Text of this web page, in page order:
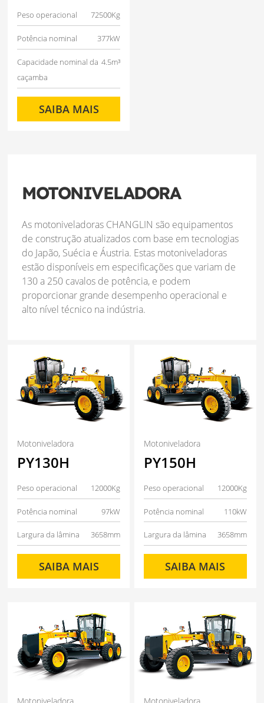
Peso operacional 72500Kg
Potência nominal 377kW
Capacidade nominal da
caçamba
4.5m³
SAIBA MAIS
MOTONIVELADORA
As motoniveladoras CHANGLIN são equipamentos
de construção atualizados com base em tecnologias
do Japão, Suécia e Áustria. Estas motoniveladoras
estão disponíveis em especificações que variam de
130 a 250 cavalos de potência, e podem
proporcionar grande desempenho operacional e
alto nível técnico na indústria.
Motoniveladora
PY130H
Peso operacional 12000Kg
Potência nominal 97kW
Largura da lâmina 3658mm
SAIBA MAIS
Motoniveladora
PY150H
Peso operacional 12000Kg
Potência nominal 110kW
Largura da lâmina 3658mm
SAIBA MAIS